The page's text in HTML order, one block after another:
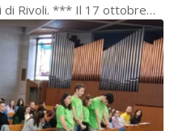
di Rivoli. *** Il 17 ottobre…